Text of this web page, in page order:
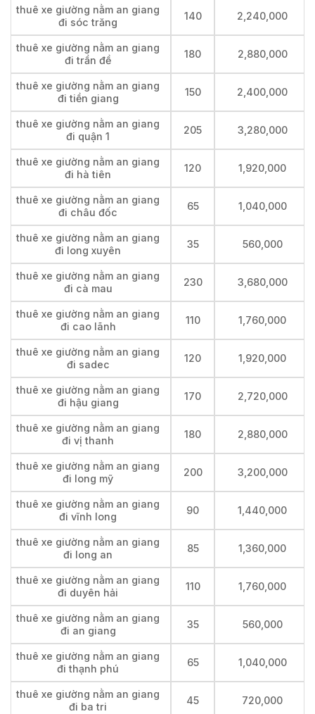
thuê xe giường nằm an giang
đi sóc trăng
140 2,240,000
thuê xe giường nằm an giang
đi trần đề
180 2,880,000
thuê xe giường nằm an giang
đi tiền giang
150 2,400,000
thuê xe giường nằm an giang
đi quận 1
205 3,280,000
thuê xe giường nằm an giang
đi hà tiên
120 1,920,000
thuê xe giường nằm an giang
đi châu đốc
65 1,040,000
thuê xe giường nằm an giang
đi long xuyên
35 560,000
thuê xe giường nằm an giang
đi cà mau
230 3,680,000
thuê xe giường nằm an giang
đi cao lãnh
110 1,760,000
thuê xe giường nằm an giang
đi sadec
120 1,920,000
thuê xe giường nằm an giang
đi hậu giang
170 2,720,000
thuê xe giường nằm an giang
đi vị thanh
180 2,880,000
thuê xe giường nằm an giang
đi long mỹ
200 3,200,000
thuê xe giường nằm an giang
đi vĩnh long
90 1,440,000
thuê xe giường nằm an giang
đi long an
85 1,360,000
thuê xe giường nằm an giang
đi duyên hải
110 1,760,000
thuê xe giường nằm an giang
đi an giang
35 560,000
thuê xe giường nằm an giang
đi thạnh phú
65 1,040,000
thuê xe giường nằm an giang
đi ba tri
45 720,000